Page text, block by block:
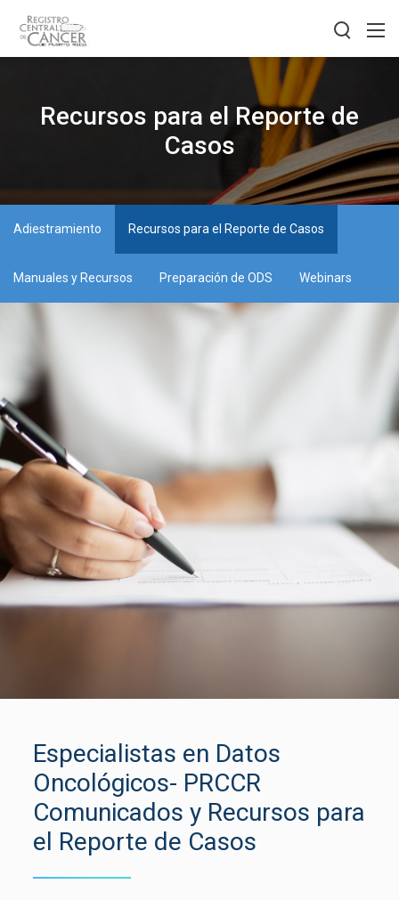
Recursos para el Reporte de
Casos
Adiestramiento Recursos para el Reporte de Casos
Manuales y Recursos Preparación de ODS Webinars
Especialistas en Datos
Oncológicos- PRCCR
Comunicados y Recursos para
el Reporte de Casos